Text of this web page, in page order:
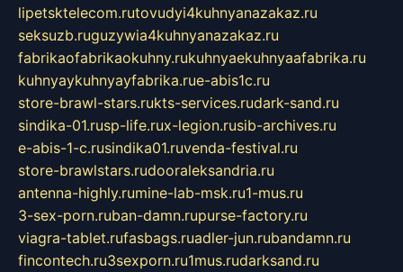
lipetsktelecom.rutovudyi4kuhnyanazakaz.ru
seksuzb.ruguzywia4kuhnyanazakaz.ru
fabrikaofabrikaokuhny.rukuhnyaekuhnyaafabrika.ru
kuhnyaykuhnyayfabrika.rue-abis1c.ru
store-brawl-stars.rukts-services.rudark-sand.ru
sindika-01.rusp-life.rux-legion.rusib-archives.ru
e-abis-1-c.rusindika01.ruvenda-festival.ru
store-brawlstars.rudooraleksandria.ru
antenna-highly.rumine-lab-msk.ru1-mus.ru
3-sex-porn.ruban-damn.rupurse-factory.ru
viagra-tablet.rufasbags.ruadler-jun.rubandamn.ru
fincontech.ru3sexporn.ru1mus.rudarksand.ru